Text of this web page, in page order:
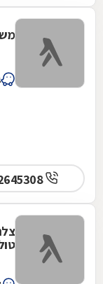
072-2645308